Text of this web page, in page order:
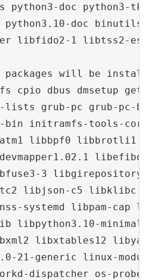
python3-doc python3-tk
python3.10-doc binutils
libfido2-1 libtss2-
packages will be
cpio dbus dmsetup
lists grub-pc grub-pc-
bin initramfs-tools-
libbpf0 libbrotli1
3
libjson-c5 libklibc
systemd libpam-cap
libpython3.10-
libxtables12
21-generic linux-
dispatcher os-